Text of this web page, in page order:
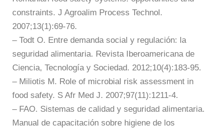
constraints. J Agroalim Process Technol.
2007;13(1):69-76.
– Todt O. Entre demanda social y regulación: la
seguridad alimentaria. Revista Iberoamericana de
Ciencia, Tecnología y Sociedad. 2012;10(4):183-95.
– Miliotis M. Role of microbial risk assessment in
food safety. S Afr Med J. 2007;97(11):1211-4.
– FAO. Sistemas de calidad y seguridad alimentaria.
Manual de capacitación sobre higiene de los